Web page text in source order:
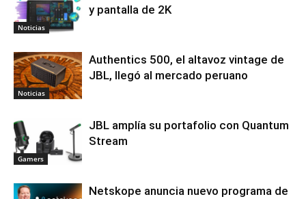
Noticias
y pantalla de 2K
Noticias
Authentics 500, el altavoz vintage de
JBL, llegó al mercado peruano
Gamers
JBL amplía su portafolio con Quantum
Stream
Netskope anuncia nuevo programa de